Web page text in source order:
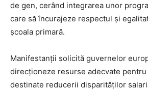
de gen, cerând integrarea unor
care să încurajeze respectul și
școala primară.
Manifestanții solicită guvernelor
direcționeze resurse adecvate
destinate reducerii disparităților